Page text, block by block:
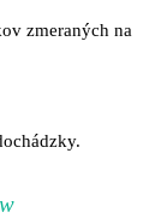
zmeraných na